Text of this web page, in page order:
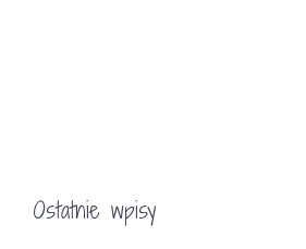
Ostatnie wpisy